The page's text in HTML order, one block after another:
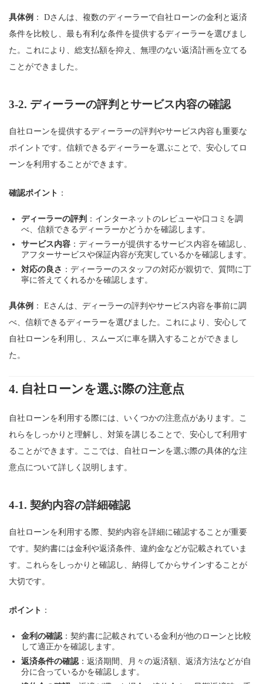
具体例 ： Dさんは、複数のディーラーで自社ローンの金利と返済
条件を比較し、最も有利な条件を提供するディーラーを選びまし
た。これにより、総支払額を抑え、無理のない返済計画を立てる
ことができました。
3-2. ディーラーの評判とサービス内容の確認
自社ローンを提供するディーラーの評判やサービス内容も重要な
ポイントです。信頼できるディーラーを選ぶことで、安心してロ
ーンを利用することができます。
確認ポイント ：
ディーラーの評判 ：インターネットのレビューや口コミを調
べ、信頼できるディーラーかどうかを確認します。
サービス内容 ：ディーラーが提供するサービス内容を確認し、
アフターサービスや保証内容が充実しているかを確認します。
対応の良さ ：ディーラーのスタッフの対応が親切で、質問に丁
寧に答えてくれるかを確認します。
具体例 ： Eさんは、ディーラーの評判やサービス内容を事前に調
べ、信頼できるディーラーを選びました。これにより、安心して
自社ローンを利用し、スムーズに車を購入することができまし
た。
4. 自社ローンを選ぶ際の注意点
自社ローンを利用する際には、いくつかの注意点があります。こ
れらをしっかりと理解し、対策を講じることで、安心して利用す
ることができます。ここでは、自社ローンを選ぶ際の具体的な注
意点について詳しく説明します。
4-1. 契約内容の詳細確認
自社ローンを利用する際、契約内容を詳細に確認することが重要
です。契約書には金利や返済条件、違約金などが記載されていま
す。これらをしっかりと確認し、納得してからサインすることが
大切です。
ポイント ：
金利の確認 ：契約書に記載されている金利が他のローンと比較
して適正かを確認します。
返済条件の確認 ：返済期間、月々の返済額、返済方法などが自
分に合っているかを確認します。